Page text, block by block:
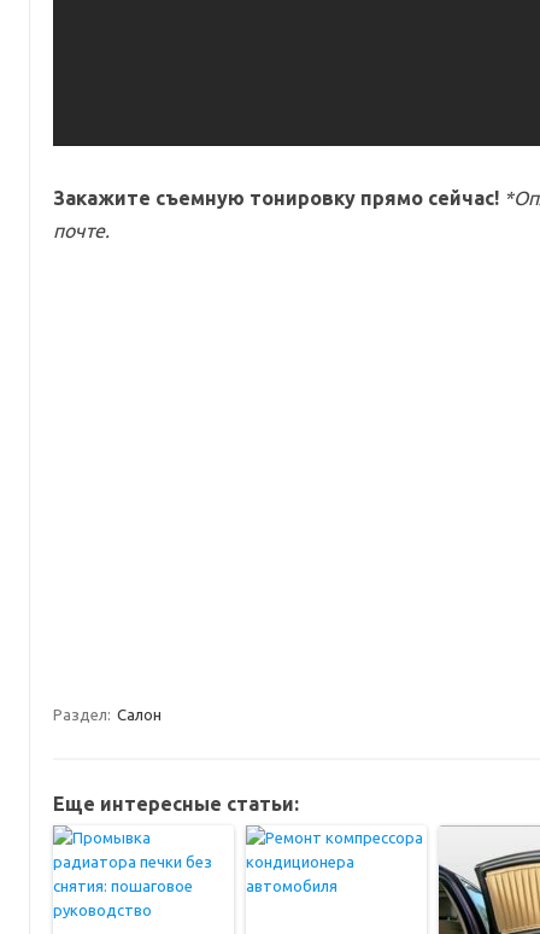
Закажите съемную тонировку прямо сейчас!
почте.
Раздел: Салон
Еще интересные статьи: